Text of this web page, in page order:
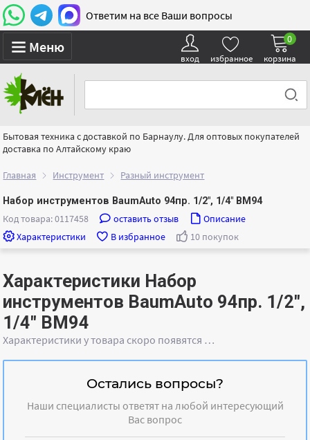
Ответим на все Ваши вопросы
Меню
вход избранное корзина
0
Бытовая техника с доставкой по Барнаулу. Для оптовых покупателей
доставка по Алтайскому краю
Главная Инструмент Разный инструмент
Набор инструментов BaumAuto 94пр. 1/2", 1/4" BM94
Код товара: 0117458 оставить отзыв
Описание
Характеристики
В избранное 10 покупок
Характеристики Набор
инструментов BaumAuto 94пр. 1/2",
1/4" BM94
Характеристики у товара скоро появятся …
Остались вопросы?
Наши специалисты ответят на любой интересующий
Вас вопрос